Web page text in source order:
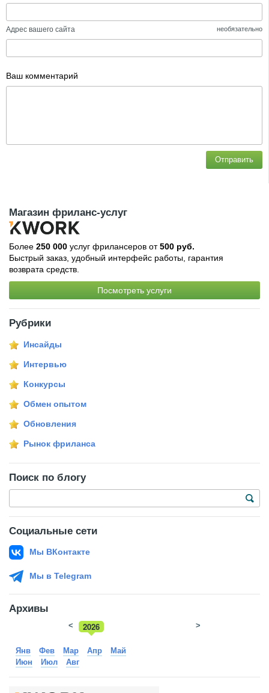
Адрес вашего сайта необязательно
Ваш комментарий
Отправить
Магазин фриланс-услуг
Более 250 000 услуг фрилансеров от500 руб.
Быстрый заказ, удобный интерфейс работы, гарантия
возврата средств.
Посмотреть услуги
Рубрики
Инсайды
Интервью
Конкурсы
Обмен опытом
Обновления
Рынок фриланса
Поиск по блогу
Социальные сети
Мы ВКонтакте
Мы в Telegram
Архивы
2026
2025
< >
Янв Фев Мар Апр
Май
Июн
Июл Авг